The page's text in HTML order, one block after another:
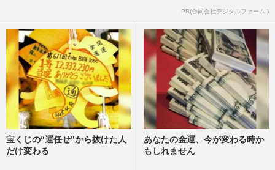
PR(合同会社デジタルファーム )
宝くじの“運任せ”から抜けた人
だけ変わる
あなたの金運、今が変わる時か
もしれません